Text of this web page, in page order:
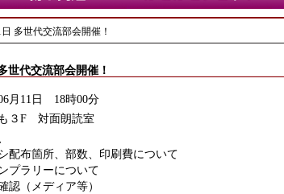
街道部会 ほどほどショップ
日 多世代交流部会開催！
世代交流部会開催！
月11日 18時00分
３F 対面朗読室
配布箇所、部数、印刷費について
プラリーについて
認（メディア等）